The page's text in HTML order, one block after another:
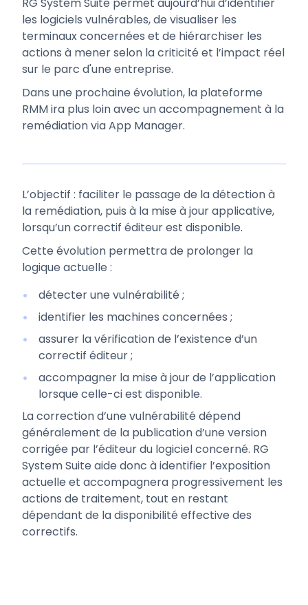
les logiciels vulnérables, de visualiser les
terminaux concernées et de hiérarchiser les
actions à mener selon la criticité et l’impact réel
sur le parc d'une entreprise.
Dans une prochaine évolution, la plateforme
RMM ira plus loin avec un accompagnement à la
remédiation via App Manager.
L’objectif : faciliter le passage de la détection à
la remédiation, puis à la mise à jour applicative,
lorsqu’un correctif éditeur est disponible.
Cette évolution permettra de prolonger la
logique actuelle :
détecter une vulnérabilité ;
identifier les machines concernées ;
assurer la vérification de l’existence d’un
correctif éditeur ;
accompagner la mise à jour de l’application
lorsque celle-ci est disponible.
La correction d’une vulnérabilité dépend
généralement de la publication d’une version
corrigée par l’éditeur du logiciel concerné. RG
System Suite aide donc à identifier l’exposition
actuelle et accompagnera progressivement les
actions de traitement, tout en restant
dépendant de la disponibilité effective des
correctifs.